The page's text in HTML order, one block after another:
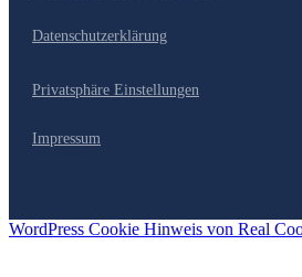
Datenschutzerklärung
Privatsphäre Einstellungen
Impressum
WordPress Cookie Hinweis von Real